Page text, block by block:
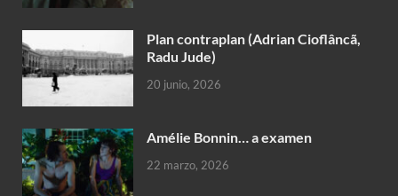
Plan contraplan (Adrian Cioflâncã,
Radu Jude)
20 junio, 2026
Amélie Bonnin… a examen
22 marzo, 2026